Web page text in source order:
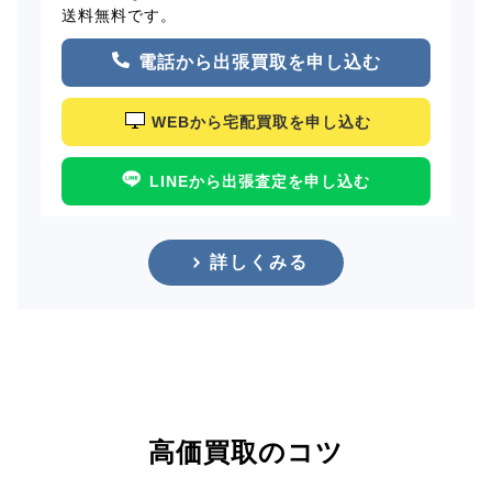
送料無料です。
電話から出張買取を申し込む
WEBから宅配買取を申し込む
LINEから出張査定を申し込む
詳しくみる
高価買取のコツ